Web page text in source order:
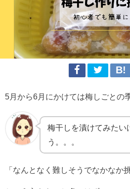
5月から6月にかけては梅しごとの
梅干しを漬けてみたい
う。。。
「なんとなく難しそうでなかなか